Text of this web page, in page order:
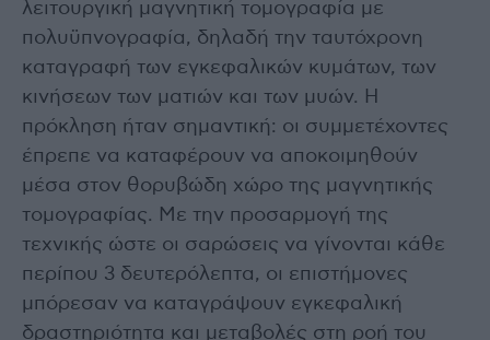
λειτουργική μαγνητική τομογραφία με
πολυϋπνογραφία, δηλαδή την ταυτόχρονη
καταγραφή των εγκεφαλικών κυμάτων, των
κινήσεων των ματιών και των μυών. Η
πρόκληση ήταν σημαντική: οι συμμετέχοντες
έπρεπε να καταφέρουν να αποκοιμηθούν
μέσα στον θορυβώδη χώρο της μαγνητικής
τομογραφίας. Με την προσαρμογή της
τεχνικής ώστε οι σαρώσεις να γίνονται κάθε
περίπου 3 δευτερόλεπτα, οι επιστήμονες
μπόρεσαν να καταγράψουν εγκεφαλική
δραστηριότητα και μεταβολές στη ροή του